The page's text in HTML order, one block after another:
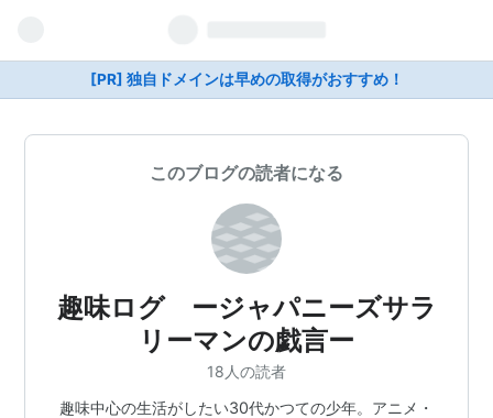
[PR] 独自ドメインは早めの取得がおすすめ！
このブログの読者になる
趣味ログ ージャパニーズサラ
リーマンの戯言ー
18人の読者
趣味中心の生活がしたい30代かつての少年。アニメ・